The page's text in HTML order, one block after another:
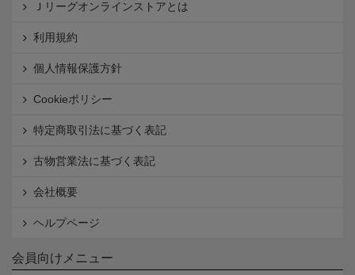
Ｊリーグオンラインストアとは
利用規約
個人情報保護方針
Cookieポリシー
特定商取引法に基づく表記
古物営業法に基づく表記
会社概要
ヘルプページ
会員向けメニュー